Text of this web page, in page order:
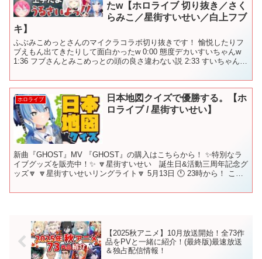
たw【ホロライブ 切り抜き／さく
らみこ／星街すいせい／白上フブ
キ】
ふぶみこめっとさんのマイクラコラボ切り抜きです！ 愉悦したりフ
ブえもん出てきたりして面白かったw 0:00 態度デカいすいちゃんw
1:36 フブさんとみこめっとの頭の良さ違わない説 2:33 すいちゃん煽
ホロライブ
日本地図クイズで優勝する。【ホ
ロライブ / 星街すいせい】
新曲『GHOST』MV 『GHOST』の購入はこちらから！ ✨特別なラ
イブグッズを販売中！✨ 🔽星街すいせい 誕生日&活動三周年記念グ
ッズ🔽 🔽星街すいせいリングライト🔽 5月13日 🕚 23時から！ この
【2025秋アニメ】10月放送開始！全73作
品をPVと一緒に紹介！(最終版)最速放送
＆独占配信情報！